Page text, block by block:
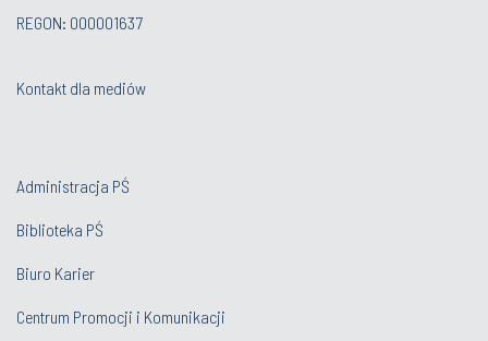
REGON: 000001637
Kontakt dla mediów
Administracja PŚ
Biblioteka PŚ
Biuro Karier
Centrum Promocji i Komunikacji